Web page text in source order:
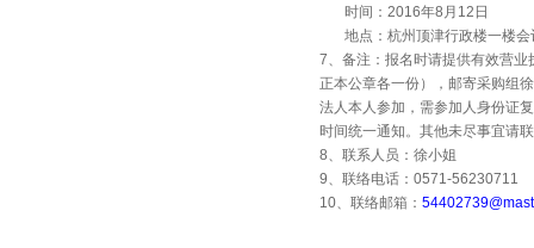
时间： 2016年8 月 12 日
地点：杭州顶津行政楼一楼会
7、备注：报名时请提供有效营
正本公章各一份），邮寄采购组
法人本人参加，需参加人身份证
时间统一通知。其他未尽事宜请
8、联系人员：徐小姐
9、联络电话： 0571-56230711
10、联络邮箱：